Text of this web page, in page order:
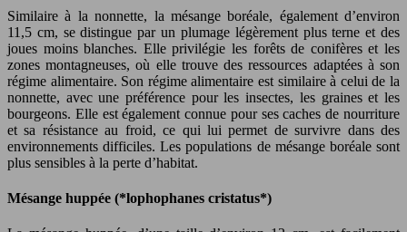
Similaire à la nonnette, la mésange boréale, également d’environ
11,5 cm, se distingue par un plumage légèrement plus terne et des
joues moins blanches. Elle privilégie les forêts de conifères et les
zones montagneuses, où elle trouve des ressources adaptées à son
régime alimentaire. Son régime alimentaire est similaire à celui de la
nonnette, avec une préférence pour les insectes, les graines et les
bourgeons. Elle est également connue pour ses caches de nourriture
et sa résistance au froid, ce qui lui permet de survivre dans des
environnements difficiles. Les populations de mésange boréale sont
plus sensibles à la perte d’habitat.
Mésange huppée (*lophophanes cristatus*)